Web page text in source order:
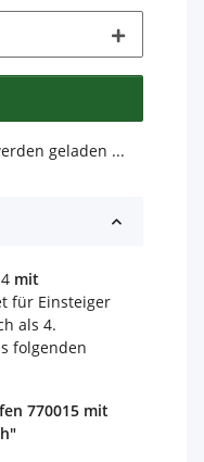
geladen ...
mit
für Einsteiger
als 4.
folgenden
770015 mit